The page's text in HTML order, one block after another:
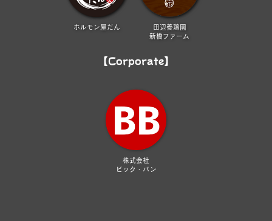
ホルモン屋だん
田辺養鶏園
新橋ファーム
【Corporate】
株式会社
ビック・バン